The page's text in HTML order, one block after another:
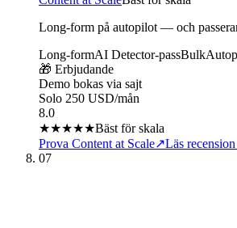
Long-form på autopilot — och
Long-formAI Detector-passBulk
🎁 Erbjudande
Demo bokas via sajt
Solo 250 USD/mån
8.0
★★★★★Bäst för skala
Prova Content at Scale↗Läs recension
07